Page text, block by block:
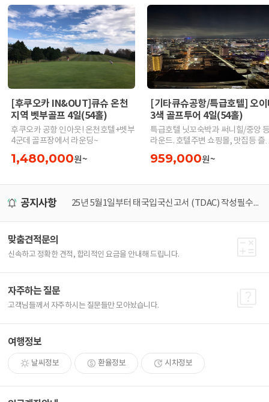
[후쿠오카 IN&OUT]큐슈 온천
지역 벳부골프 4일(54홀)
후쿠오카 공항 인아웃! 온천호텔+벳부
4군데 골프장에서 라운딩~
1,480,000원~
[기타큐슈공항/특급호텔] 오
3색 골프투어 4일(54홀)
특급호텔 닛꼬숙박과 써니힐/중앙
라운드. 호텔주변 쇼핑몰, 맛집등 즐
959,000원~
공지사항 25년 5월1일부터 태국입국신고서 (TDAC) 작성필수! 가장 쉽게 작성하는 방법 [25년 최신] 비지트재팬 가장 쉽게 등록하는
맞춤견적문의
신속하고 정확한 견적, 합리적인 요금을 안내해 드립니다.
자주하는 질문
고객님들께서 자주하시는 질문들만 모아놨습니다.
여행정보
날씨정보 환율정보 시차정보